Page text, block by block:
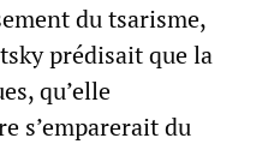
du tsarisme,
prédisait que la
qu’elle
s’emparerait du